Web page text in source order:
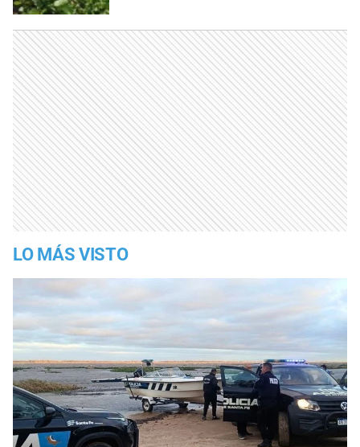
LO MÁS VISTO